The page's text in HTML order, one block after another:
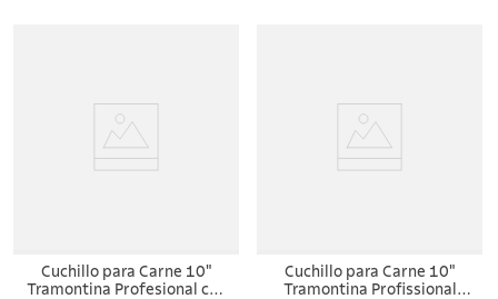
Cuchillo para Carne 10"
Tramontina Profesional con
Cuchillo para Carne 10"
Tramontina Profissional